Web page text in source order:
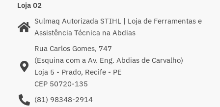
Loja 02
Sulmaq Autorizada STIHL | Loja de Ferramentas e
Assistência Técnica na Abdias
Rua Carlos Gomes, 747
(Esquina com a Av. Eng. Abdias de Carvalho)
Loja 5 - Prado, Recife - PE
CEP 50720-135
(81) 98348-2914